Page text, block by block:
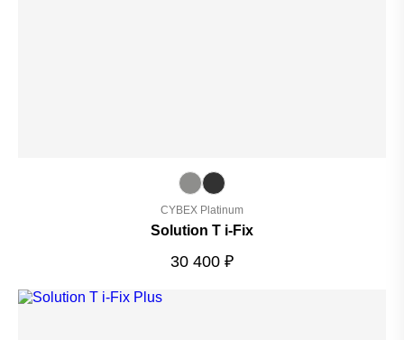
CYBEX Platinum
Solution T i-Fix
30 400 ₽